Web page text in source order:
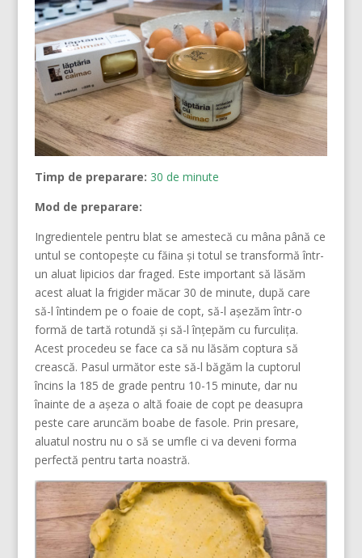
Timp de preparare: 30 de minute
Mod de preparare:
Ingredientele pentru blat se amestecă cu mâna până ce
untul se contopește cu făina și totul se transformă într-
un aluat lipicios dar fraged. Este important să lăsăm
acest aluat la frigider măcar 30 de minute, după care
să-l întindem pe o foaie de copt, să-l așezăm într-o
formă de tartă rotundă și să-l înțepăm cu furculița.
Acest procedeu se face ca să nu lăsăm coptura să
crească. Pasul următor este să-l băgăm la cuptorul
încins la 185 de grade pentru 10-15 minute, dar nu
înainte de a așeza o altă foaie de copt pe deasupra
peste care aruncăm boabe de fasole. Prin presare,
aluatul nostru nu o să se umfle ci va deveni forma
perfectă pentru tarta noastră.